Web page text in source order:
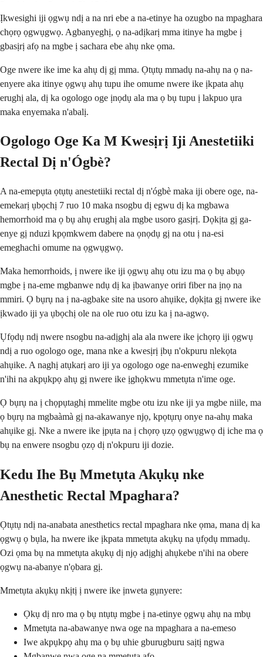
Ịkwesighi iji ọgwụ ndị a na nri ebe a na-etinye ha ozugbo na mpaghara
chọrọ ọgwụgwọ. Agbanyeghị, ọ na-adịkarị mma itinye ha mgbe ị
gbasịrị afọ na mgbe ị sachara ebe ahụ nke ọma.
Oge nwere ike ime ka ahụ dị gị mma. Ọtụtụ mmadụ na-ahụ na ọ na-
enyere aka itinye ọgwụ ahụ tupu ihe omume nwere ike ịkpata ahụ
erughị ala, dị ka ogologo oge ịnọdụ ala ma ọ bụ tupu ị lakpuo ụra
maka enyemaka n'abalị.
Ogologo Oge Ka M Kwesịrị Iji Anestetiiki
Rectal Dị n'Ógbè?
A na-emepụta ọtụtụ anestetiiki rectal dị n'ógbè maka iji obere oge, na-
emekarị ụbọchị 7 ruo 10 maka nsogbu dị egwu dị ka mgbawa
hemorrhoid ma ọ bụ ahụ erughị ala mgbe usoro gasịrị. Dọkịta gị ga-
enye gị nduzi kpọmkwem dabere na ọnọdụ gị na otu ị na-esi
emeghachi omume na ọgwụgwọ.
Maka hemorrhoids, ị nwere ike iji ọgwụ ahụ otu izu ma ọ bụ abụọ
mgbe ị na-eme mgbanwe ndụ dị ka ịbawanye oriri fiber na ịnọ na
mmiri. Ọ bụrụ na ị na-agbake site na usoro ahụike, dọkịta gị nwere ike
ịkwado iji ya ụbọchị ole na ole ruo otu izu ka ị na-agwọ.
Ụfọdụ ndị nwere nsogbu na-adịghị ala ala nwere ike ịchọrọ iji ọgwụ
ndị a ruo ogologo oge, mana nke a kwesịrị ịbụ n'okpuru nlekọta
ahụike. A naghị atụkarị aro iji ya ogologo oge na-enweghị ezumike
n'ihi na akpụkpọ ahụ gị nwere ike ịghọkwu mmetụta n'ime oge.
Ọ bụrụ na ị chọpụtaghị mmelite mgbe otu izu nke iji ya mgbe niile, ma
ọ bụrụ na mgbaàmà gị na-akawanye njọ, kpọtụrụ onye na-ahụ maka
ahụike gị. Nke a nwere ike ịpụta na ị chọrọ ụzọ ọgwụgwọ dị iche ma ọ
bụ na enwere nsogbu ọzọ dị n'okpuru iji dozie.
Kedu Ihe Bụ Mmetụta Akụkụ nke
Anesthetic Rectal Mpaghara?
Ọtụtụ ndị na-anabata anesthetics rectal mpaghara nke ọma, mana dị ka
ọgwụ ọ bụla, ha nwere ike ịkpata mmetụta akụkụ na ụfọdụ mmadụ.
Ozi ọma bụ na mmetụta akụkụ dị njọ adịghị ahụkebe n'ihi na obere
ọgwụ na-abanye n'ọbara gị.
Mmetụta akụkụ nkịtị ị nwere ike ịnweta gụnyere:
Ọkụ dị nro ma ọ bụ ntụtụ mgbe ị na-etinye ọgwụ ahụ na mbụ
Mmetụta na-abawanye nwa oge na mpaghara a na-emeso
Iwe akpụkpọ ahụ ma ọ bụ uhie gburugburu saịtị ngwa